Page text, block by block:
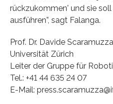
rückzukommen' und sie
ausführen”, sagt Falanga.
Prof. Dr. Davide Scaramuzza
Universität Zürich
Leiter der Gruppe für
Tel.: +41 44 635 24 07
E-Mail: